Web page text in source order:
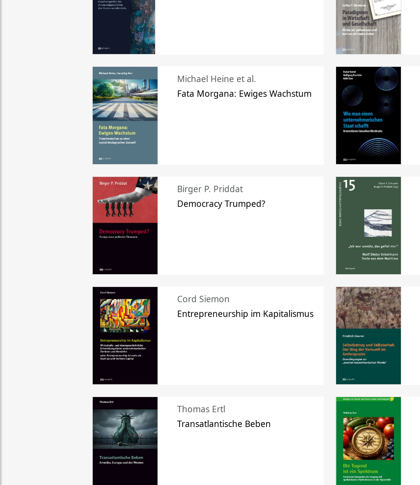
Michael Heine et al.
Fata Morgana: Ewiges Wachstum
Birger P. Priddat
Democracy Trumped?
Cord Siemon
Entrepreneurship im Kapitalismus
Thomas Ertl
Transatlantische Beben